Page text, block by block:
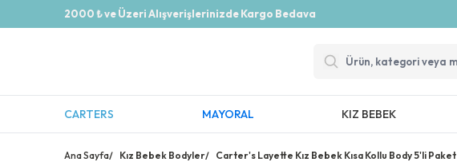
2000 ₺ ve Üzeri Alışverişlerinizde Kargo Bedava
CARTERS MAYORAL KIZ BEBEK
Ana Sayfa/ Kız Bebek Bodyler/ Carter's Layette Kız Bebek Kısa Kollu Body 5'li Paket